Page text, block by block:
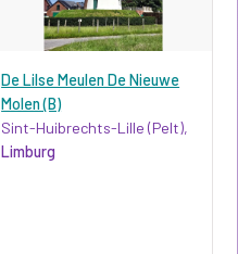
De Lilse Meulen De Nieuwe
Molen (B)
Sint-Huibrechts-Lille (Pelt),
Limburg